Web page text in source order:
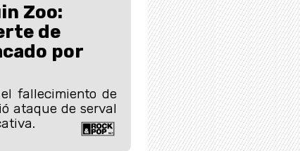
Zoo:
de
por
fallecimiento de
ataque de serval